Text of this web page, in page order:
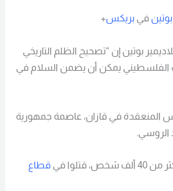
في بريكس+
بوتين إن “تصحيح الظلم التاريخي
يمكن أن يضمن السلام في
المنعقدة في قازان، عاصمة جمهورية
الروسي.
قتلوا في
قطاع